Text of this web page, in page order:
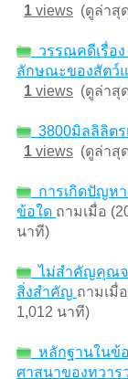
1views(ดูล่าสุด
วรรณคดีเรื่อง
ลักษณะของสัตว์
1views(ดูล่าสุด
3800มิลลิลิตร
1views(ดูล่าสุด
การเกิดปัญหา
ข้อใด ถามเมื่อ
นาที)
ไม่สำคัญคุณจ
สิ่งสำคัญ ถามเมื่
1,012 นาที)
หลักฐานในข้อ
ศาสนาของทวาร